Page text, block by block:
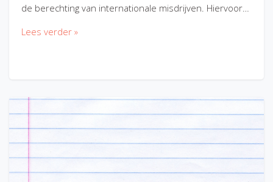
de berechting van internationale misdrijven. Hiervoor…
Lees verder »